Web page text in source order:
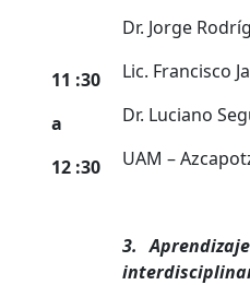
11 :30
a
12 :30
Dr. Jorge
Lic. Francisco
Dr. Luciano
UAM –
3.